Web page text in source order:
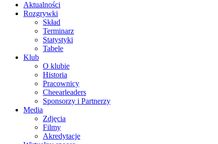
Aktualności
Rozgrywki
Skład
Terminarz
Statystyki
Tabele
Klub
O klubie
Historia
Pracownicy
Cheearleaders
Sponsorzy i Partnerzy
Media
Zdjęcia
Filmy
Akredytacje